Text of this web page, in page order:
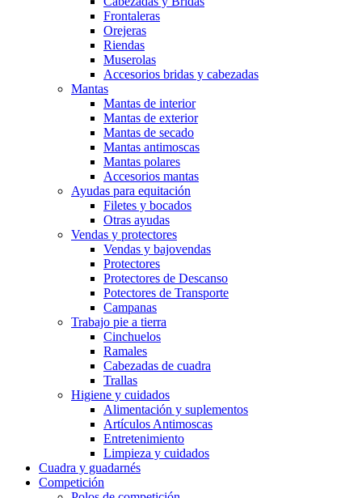
Frontaleras
Orejeras
Riendas
Muserolas
Accesorios bridas y cabezadas
Mantas
Mantas de interior
Mantas de exterior
Mantas de secado
Mantas antimoscas
Mantas polares
Accesorios mantas
Ayudas para equitación
Filetes y bocados
Otras ayudas
Vendas y protectores
Vendas y bajovendas
Protectores
Protectores de Descanso
Potectores de Transporte
Campanas
Trabajo pie a tierra
Cinchuelos
Ramales
Cabezadas de cuadra
Trallas
Higiene y cuidados
Alimentación y suplementos
Artículos Antimoscas
Entretenimiento
Limpieza y cuidados
Cuadra y guadarnés
Competición